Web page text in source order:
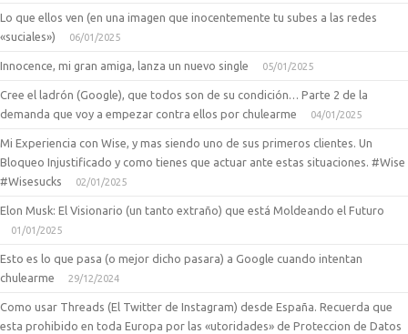
Lo que ellos ven (en una imagen que inocentemente tu subes a las redes
«suciales»)
06/01/2025
Innocence, mi gran amiga, lanza un nuevo single 05/01/2025
Cree el ladrón (Google), que todos son de su condición… Parte 2 de la
demanda que voy a empezar contra ellos por chulearme
04/01/2025
Mi Experiencia con Wise, y mas siendo uno de sus primeros clientes. Un
Bloqueo Injustificado y como tienes que actuar ante estas situaciones. #Wise
#Wisesucks
02/01/2025
Elon Musk: El Visionario (un tanto extraño) que está Moldeando el Futuro
01/01/2025
Esto es lo que pasa (o mejor dicho pasara) a Google cuando intentan
chulearme
29/12/2024
Como usar Threads (El Twitter de Instagram) desde España. Recuerda que
esta prohibido en toda Europa por las «utoridades» de Proteccion de Datos